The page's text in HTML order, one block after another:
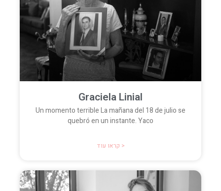
Graciela Linial
Un momento terrible La mañana del 18 de julio se
quebró en un instante. Yaco
קראו עוד >